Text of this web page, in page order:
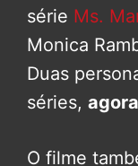
série Ms.
Monica
Duas
séries,
O filme